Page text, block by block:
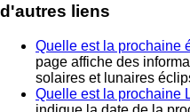
d'autres liens
Quelle est la prochaine
page affiche des
solaires et lunaires
Quelle est la prochaine